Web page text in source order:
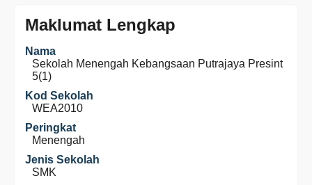
Maklumat Lengkap
Nama
Sekolah Menengah Kebangsaan Putrajaya Presint
5(1)
Kod Sekolah
WEA2010
Peringkat
Menengah
Jenis Sekolah
SMK